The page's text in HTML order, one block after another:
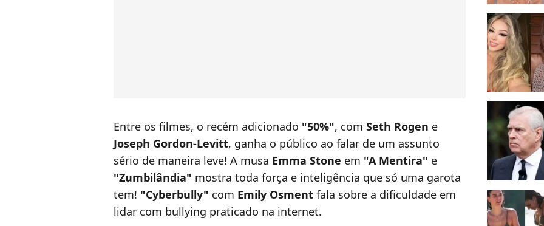
Entre os filmes, o recém adicionado "50%", com Seth Rogen e
Joseph Gordon-Levitt, ganha o público ao falar de um assunto
sério de maneira leve! A musa Emma Stone em "A Mentira" e
"Zumbilândia" mostra toda força e inteligência que só uma garota
tem! "Cyberbully" com Emily Osment fala sobre a dificuldade em
lidar com bullying praticado na internet.